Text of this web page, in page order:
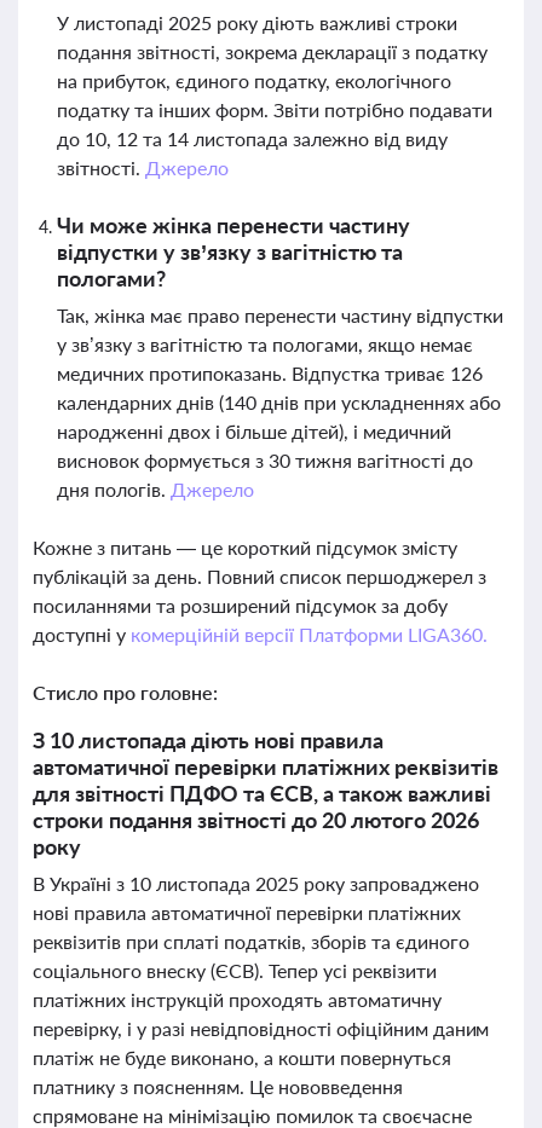
У листопаді 2025 року діють важливі строки
подання звітності, зокрема декларації з податку
на прибуток, єдиного податку, екологічного
податку та інших форм. Звіти потрібно подавати
до 10, 12 та 14 листопада залежно від виду
звітності. Джерело
Чи може жінка перенести частину
відпустки у зв’язку з вагітністю та
пологами?
Так, жінка має право перенести частину відпустки
у зв’язку з вагітністю та пологами, якщо немає
медичних протипоказань. Відпустка триває 126
календарних днів (140 днів при ускладненнях або
народженні двох і більше дітей), і медичний
висновок формується з 30 тижня вагітності до
дня пологів. Джерело
Кожне з питань — це короткий підсумок змісту
публікацій за день. Повний список першоджерел з
посиланнями та розширений підсумок за добу
доступні у комерційній версії Платформи LIGA360.
Стисло про головне:
З 10 листопада діють нові правила
автоматичної перевірки платіжних реквізитів
для звітності ПДФО та ЄСВ, а також важливі
строки подання звітності до 20 лютого 2026
року
В Україні з 10 листопада 2025 року запроваджено
нові правила автоматичної перевірки платіжних
реквізитів при сплаті податків, зборів та єдиного
соціального внеску (ЄСВ). Тепер усі реквізити
платіжних інструкцій проходять автоматичну
перевірку, і у разі невідповідності офіційним даним
платіж не буде виконано, а кошти повернуться
платнику з поясненням. Це нововведення
спрямоване на мінімізацію помилок та своєчасне